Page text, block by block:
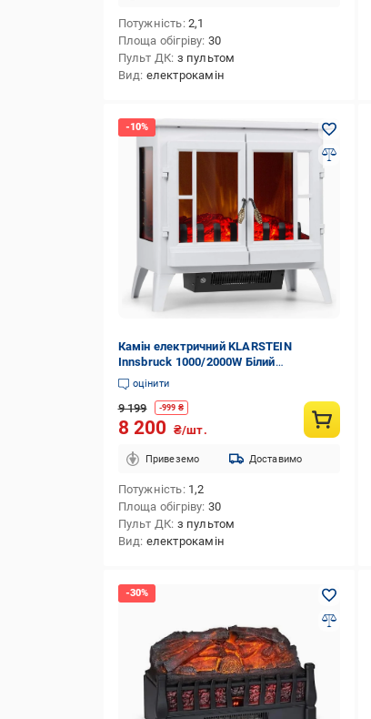
Потужність 2,1
Площа обігріву 30
Пульт ДК з пультом
Вид електрокамін
Камін електричний KLARSTEIN
Innsbruck 1000/2000W Білий
(10033093)
оцінити
9 199 -999 ₴
8 200 ₴/шт.
Привеземо Доставимо
Потужність 1,2
Площа обігріву 30
Пульт ДК з пультом
Вид електрокамін